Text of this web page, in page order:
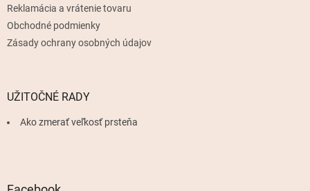
Reklamácia a vrátenie tovaru
Obchodné podmienky
Zásady ochrany osobných údajov
UŽITOČNÉ RADY
Ako zmerať veľkosť prsteňa